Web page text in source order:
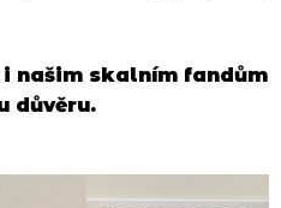
našim skalním fandům
důvěru.